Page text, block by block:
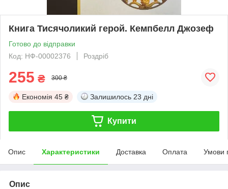
Книга Тисячоликий герой. Кемпбелл Джозеф
Готово до відправки
Код: НФ-00002376
Роздріб
255 ₴ 300 ₴
Економія 45 ₴ Залишилось 23 дні
Купити
Опис Характеристики Доставка Оплата Умови
Опис